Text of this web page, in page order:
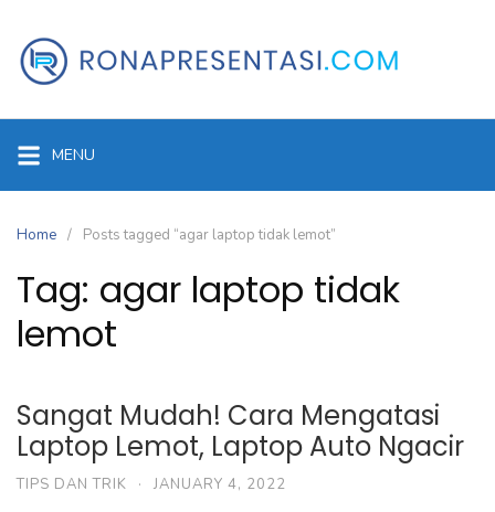
content
MENU
Home Posts tagged “agar laptop tidak lemot”
Tag: agar laptop tidak
lemot
Sangat Mudah! Cara Mengatasi
Laptop Lemot, Laptop Auto Ngacir
TIPS DAN TRIK · JANUARY 4, 2022